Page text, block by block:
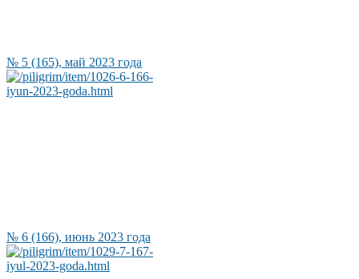
№ 5 (165), май 2023 года
№ 6 (166), июнь 2023 года